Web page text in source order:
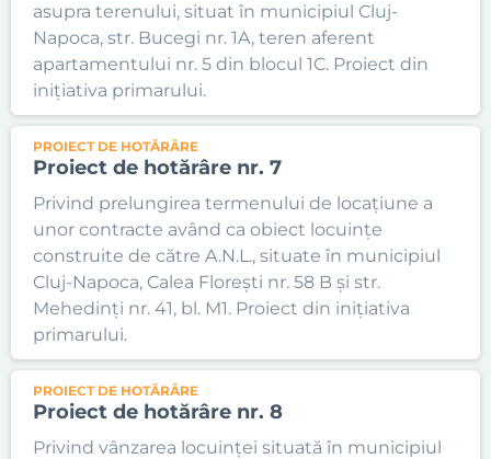
asupra terenului, situat în municipiul Cluj-
Napoca, str. Bucegi nr. 1A, teren aferent
apartamentului nr. 5 din blocul 1C. Proiect din
inițiativa primarului.
PROIECT DE HOTĂRÂRE
Proiect de hotărâre nr. 7
Privind prelungirea termenului de locațiune a
unor contracte având ca obiect locuințe
construite de către A.N.L., situate în municipiul
Cluj-Napoca, Calea Florești nr. 58 B și str.
Mehedinți nr. 41, bl. M1. Proiect din inițiativa
primarului.
PROIECT DE HOTĂRÂRE
Proiect de hotărâre nr. 8
Privind vânzarea locuinței situată în municipiul